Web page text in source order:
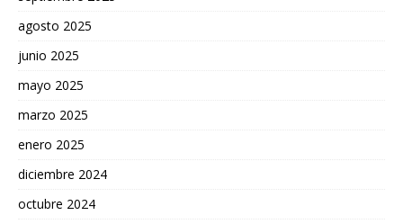
agosto 2025
junio 2025
mayo 2025
marzo 2025
enero 2025
diciembre 2024
octubre 2024